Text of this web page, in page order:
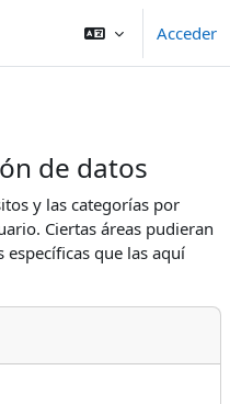
Acceder
de datos
y las categorías por
Ciertas áreas pudieran
que las aquí